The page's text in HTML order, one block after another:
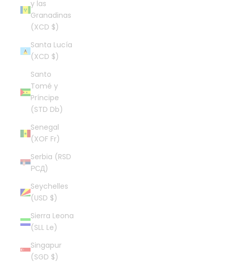
y las
Granadinas
(XCD $)
Santa Lucía
(XCD $)
Santo
Tomé y
Príncipe
(STD Db)
Senegal
(XOF Fr)
Serbia (RSD
РСД)
Seychelles
(USD $)
Sierra Leona
(SLL Le)
Singapur
(SGD $)